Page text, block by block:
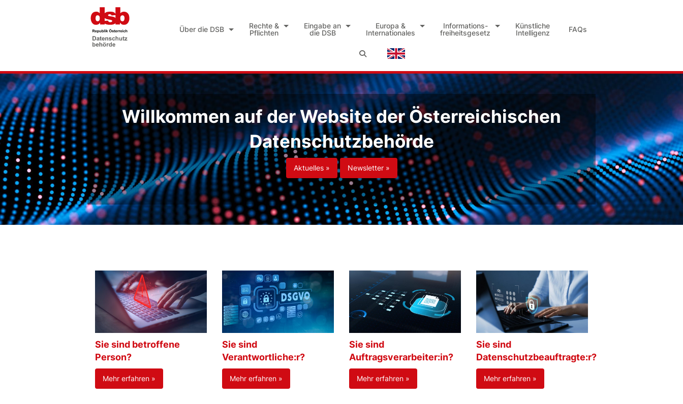
Über die DSB
Rechte &
Pflichten
Eingabe an
die DSB
Europa &
Internationales
Informations-
freiheitsgesetz
Künstliche
Intelligenz
FAQs
Willkommen auf der Website der Österreichischen
Datenschutzbehörde
Aktuelles » Newsletter »
Sie sind betroffene
Person?
Mehr erfahren »
Sie sind
Verantwortliche:r?
Mehr erfahren »
Sie sind
Auftragsverarbeiter:in?
Mehr erfahren »
Sie sind
Datenschutzbeauftragte:r?
Mehr erfahren »